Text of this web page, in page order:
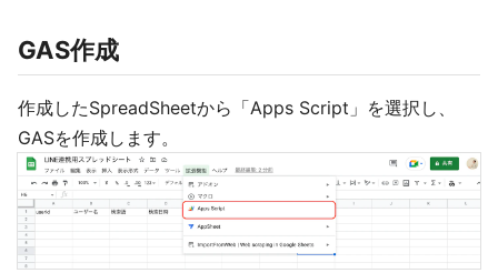
GAS作成
作成したSpreadSheetから「Apps Script」を選択し、
GASを作成します。